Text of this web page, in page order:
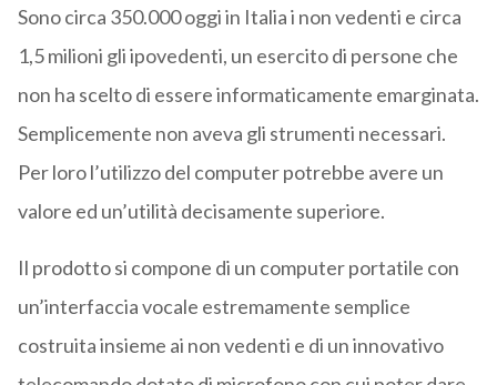
Sono circa 350.000 oggi in Italia i non vedenti e circa
1,5 milioni gli ipovedenti, un esercito di persone che
non ha scelto di essere informaticamente emarginata.
Semplicemente non aveva gli strumenti necessari.
Per loro l’utilizzo del computer potrebbe avere un
valore ed un’utilità decisamente superiore.
Il prodotto si compone di un computer portatile con
un’interfaccia vocale estremamente semplice
costruita insieme ai non vedenti e di un innovativo